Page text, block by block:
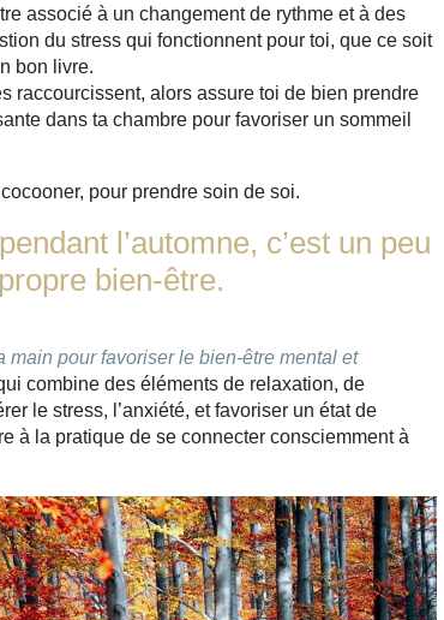
associé à un changement de rythme et à des
du stress qui fonctionnent pour toi, que ce soit
bon livre.
raccourcissent, alors assure toi de bien prendre
dans ta chambre pour favoriser un sommeil
pour prendre soin de soi.
l’automne, c’est un peu
bien-être.
main pour favoriser le bien-être mental et
combine des éléments de relaxation, de
le stress, l’anxiété, et favoriser un état de
à la pratique de se connecter consciemment à